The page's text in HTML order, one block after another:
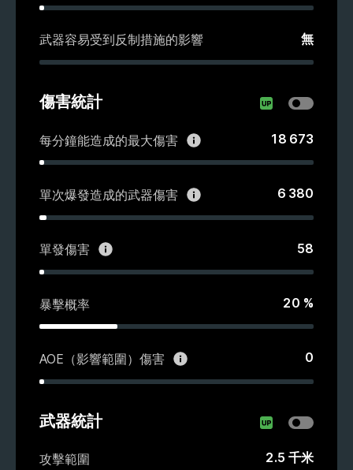
武器容易受到反制措施的影響 無
傷害統計
每分鐘能造成的最大傷害 18 673
單次爆發造成的武器傷害 6 380
單發傷害 58
暴擊概率 20 %
AOE（影響範圍）傷害 0
武器統計
攻擊範圍 2.5 千米